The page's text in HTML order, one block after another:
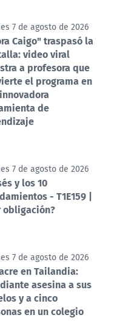
7 de agosto de 2026
Caigo" traspasó la
video viral
a profesora que
el programa en
de
7 de agosto de 2026
y los 10
- T1E159 |
obligación?
7 de agosto de 2026
en Tailandia:
asesina a sus
y a cinco
en un colegio